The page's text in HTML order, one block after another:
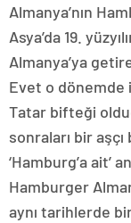
Almanya’nın
Asya’da 19.
Almanya’ya
Evet o dönemde
Tatar bifteği
sonraları bir
‘Hamburg’a ait’
Hamburger
aynı tarihlerde